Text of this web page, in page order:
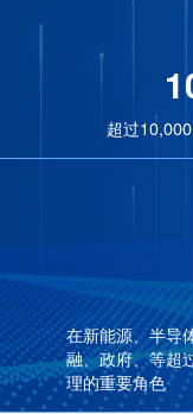
超过
在新能源、半导
融、政府、等超
理的重要角色